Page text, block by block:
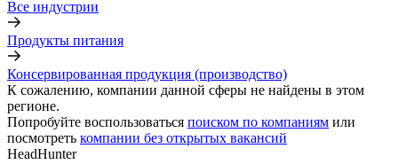
Все индустрии
Продукты питания
Консервированная продукция (производство)
К сожалению, компании данной сферы не найдены в этом
регионе.
Попробуйте воспользоваться поиском по компаниям или
посмотреть компании без открытых вакансий
HeadHunter